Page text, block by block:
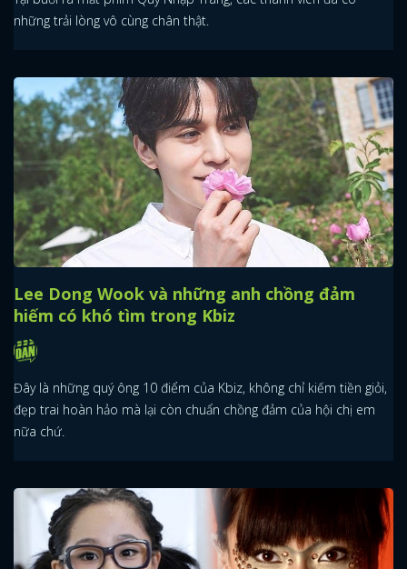
những trải lòng vô cùng chân thật.
Lee Dong Wook và những anh chồng đảm
hiếm có khó tìm trong Kbiz
Đây là những quý ông 10 điểm của Kbiz, không chỉ kiếm tiền giỏi,
đẹp trai hoàn hảo mà lại còn chuẩn chồng đảm của hội chị em
nữa chứ.